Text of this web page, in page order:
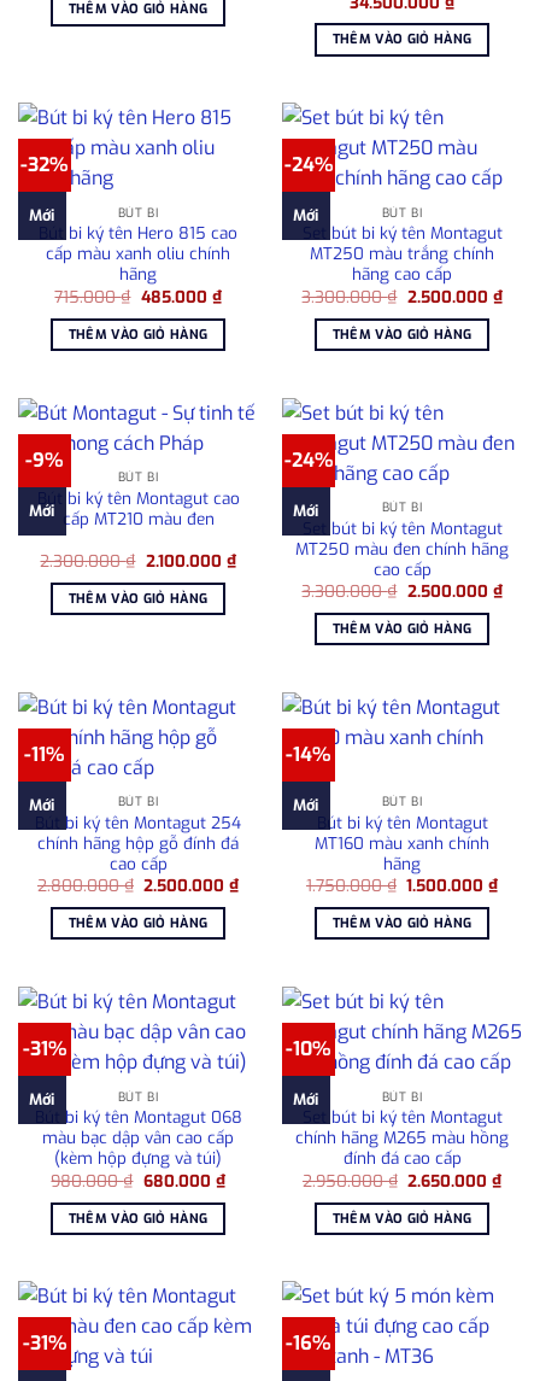
THÊM VÀO GIỎ HÀNG
là:
35.950.000 ₫.
hiện
tại
là:
THÊM VÀO GIỎ HÀNG
-32%
Mới BÚT BI
Bút bi ký tên Hero 815 cao
cấp màu xanh oliu chính
hãng
715.000₫ Giá
là:
715.000 ₫.
485.000 ₫Giá
hiện
tại
485.000 ₫.
THÊM VÀO GIỎ HÀNG
-24%
Mới BÚT BI
Set bút bi ký tên Montagut
MT250 màu trắng chính
hãng cao cấp
3.300.000₫ Giá
là:
3.300.000 ₫.
2.500.000 ₫Giá
hiện
THÊM VÀO GIỎ HÀNG
-9%
Mới
BÚT BI
Bút bi ký tên Montagut cao
cấp MT210 màu đen
2.300.000₫ Giá
là:
2.300.000 ₫.
2.100.000 ₫Giá
hiện
2.100.000 ₫.
THÊM VÀO GIỎ HÀNG
-24%
Mới BÚT BI
Set bút bi ký tên Montagut
MT250 màu đen chính hãng
cao cấp
3.300.000₫ Giá
là:
3.300.000 ₫.
2.500.000 ₫Giá
hiện
THÊM VÀO GIỎ HÀNG
-11%
Mới BÚT BI
Bút bi ký tên Montagut 254
chính hãng hộp gỗ đính đá
cao cấp
2.800.000₫ Giá
là:
2.800.000 ₫.
2.500.000₫Giá
THÊM VÀO GIỎ HÀNG
-14%
Mới BÚT BI
Bút bi ký tên Montagut
MT160 màu xanh chính
hãng
1.750.000₫ Giá
là:
1.750.000 ₫.
1.500.000₫Giá
THÊM VÀO GIỎ HÀNG
-31%
Mới BÚT BI
Bút bi ký tên Montagut 068
màu bạc dập vân cao cấp
(kèm hộp đựng và túi)
980.000₫ Giá
là:
980.000 ₫.
680.000 ₫Giá
hiện
680.000 ₫.
THÊM VÀO GIỎ HÀNG
-10%
Mới BÚT BI
Set bút bi ký tên Montagut
chính hãng M265 màu hồng
đính đá cao cấp
2.950.000₫ Giá
là:
2.950.000 ₫.
2.650.000₫Giá
hiện
THÊM VÀO GIỎ HÀNG
-31% -16%